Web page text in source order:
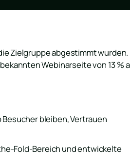
Zielgruppe abgestimmt wurden.
Webinarseite von 13 %
bleiben, Vertrauen
Fold-Bereich und entwickelte